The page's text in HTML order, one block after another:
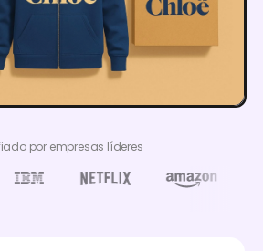
por empresas líderes